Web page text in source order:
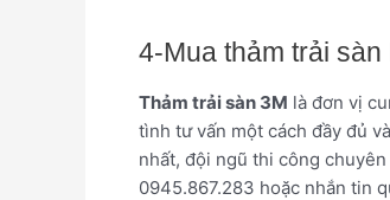
4-Mua thảm trải sàn
Thảm trải sàn 3M là đơn vị
tình tư vấn một cách đầy đủ
nhất, đội ngũ thi công
0945.867.283 hoặc nhắn tin